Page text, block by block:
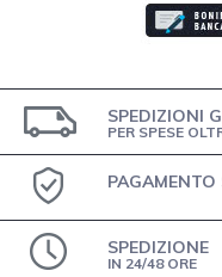
SPEDIZIONI
PER SPESE
PAGAMENTO
SPEDIZIONE
IN 24/48 ORE